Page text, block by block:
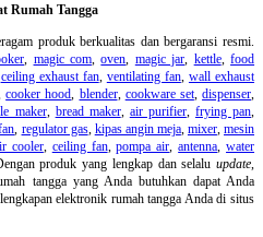
Rumah Tangga
produk berkualitas dan bergaransi resmi.
, magic com,oven, magic jar, kettle,food
ceiling exhaust fan, ventilating fan, wall exhaust
cooker hood, blender, cookware set,dispenser,
maker, bread maker, air purifier, frying pan,
, regulator gas, kipas angin meja, mixer,mesin
cooler, ceiling fan,pompa air,antenna,water
produk yang lengkap dan selalu update,
tangga yang Anda butuhkan dapat Anda
elektronik rumah tangga Anda di situs